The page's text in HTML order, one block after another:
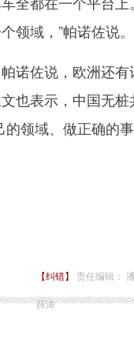
域，”帕诺佐说。
诺佐说，欧洲还有
也表示，中国无桩
的领域、做正确的
【纠错】 责任编辑：
薛涛